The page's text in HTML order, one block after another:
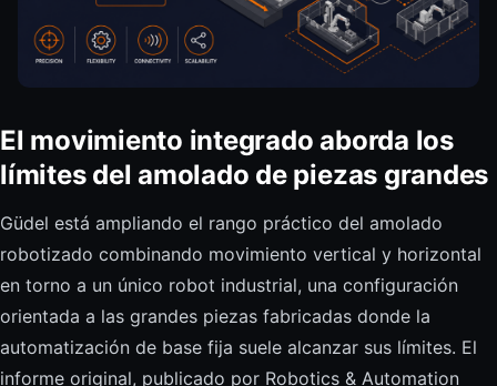
El movimiento integrado aborda los
límites del amolado de piezas grandes
Güdel está ampliando el rango práctico del amolado
robotizado combinando movimiento vertical y horizontal
en torno a un único robot industrial, una configuración
orientada a las grandes piezas fabricadas donde la
automatización de base fija suele alcanzar sus límites. El
informe original, publicado por Robotics & Automation